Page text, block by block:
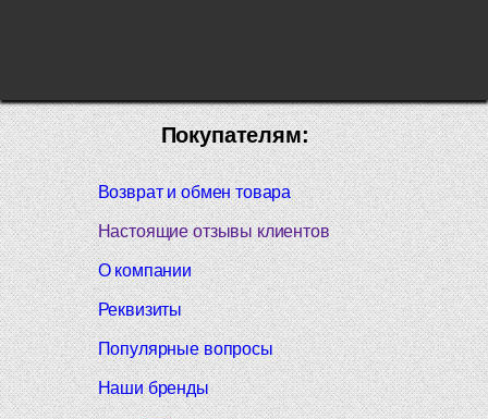
Покупателям:
Возврат и обмен товара
Настоящие отзывы клиентов
О компании
Реквизиты
Популярные вопросы
Наши бренды